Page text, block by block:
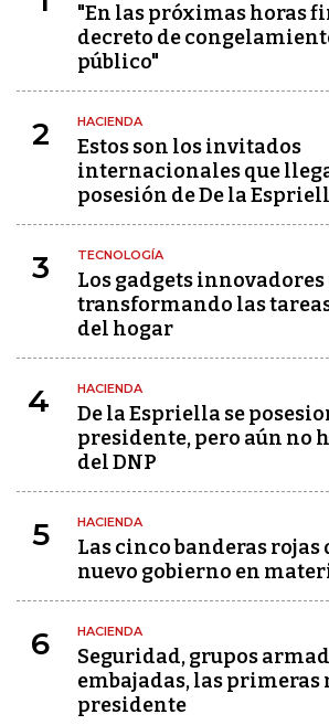
"En las próximas horas
decreto de
público"
2 HACIENDA
Estos son los invitados
internacionales que
posesión de De la
3 TECNOLOGÍA
Los gadgets innovadores
transformando las
del hogar
4 HACIENDA
De la Espriella se
presidente, pero aún no
del DNP
5 HACIENDA
Las cinco banderas rojas
nuevo gobierno en
6 HACIENDA
Seguridad, grupos
embajadas, las primeras
presidente